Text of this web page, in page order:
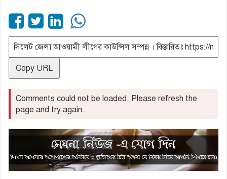
Copy URL
Comments could not be loaded. Please refresh the
page and try again.